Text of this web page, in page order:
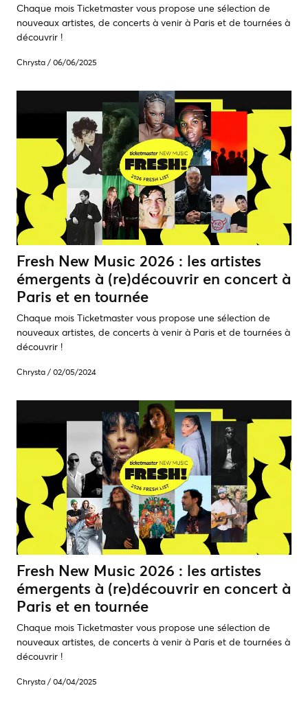
Chaque mois Ticketmaster vous propose une sélection de
nouveaux artistes, de concerts à venir à Paris et de tournées à
découvrir !
Chrysta / 06/06/2025
Fresh New Music 2026 : les artistes
émergents à (re)découvrir en concert à
Paris et en tournée
Chaque mois Ticketmaster vous propose une sélection de
nouveaux artistes, de concerts à venir à Paris et de tournées à
découvrir !
Chrysta / 02/05/2024
Fresh New Music 2026 : les artistes
émergents à (re)découvrir en concert à
Paris et en tournée
Chaque mois Ticketmaster vous propose une sélection de
nouveaux artistes, de concerts à venir à Paris et de tournées à
découvrir !
Chrysta / 04/04/2025